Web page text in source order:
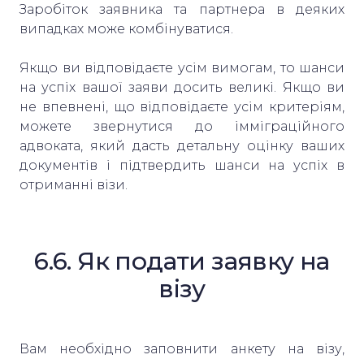
Заробіток заявника та партнера в деяких
випадках може комбінуватися.
Якщо ви відповідаєте усім вимогам, то шанси
на успіх вашої заяви досить великі. Якщо ви
не впевнені, що відповідаєте усім критеріям,
можете звернутися до імміграційного
адвоката, який дасть детальну оцінку ваших
документів і підтвердить шанси на успіх в
отриманні візи.
6.6. Як подати заявку на
візу
Вам необхідно заповнити анкету на візу,